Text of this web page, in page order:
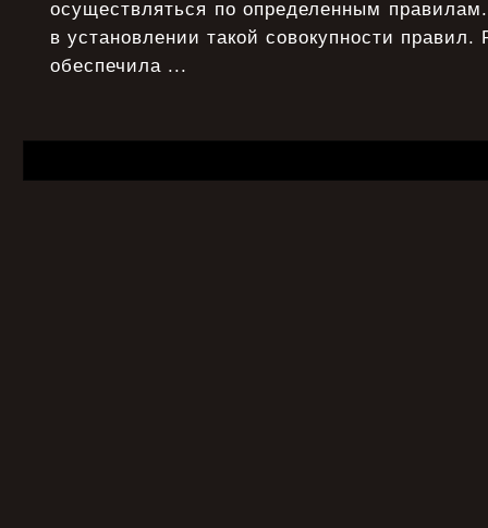
осуществляться по определенным
в установлении такой совокупности
обеспечила ...